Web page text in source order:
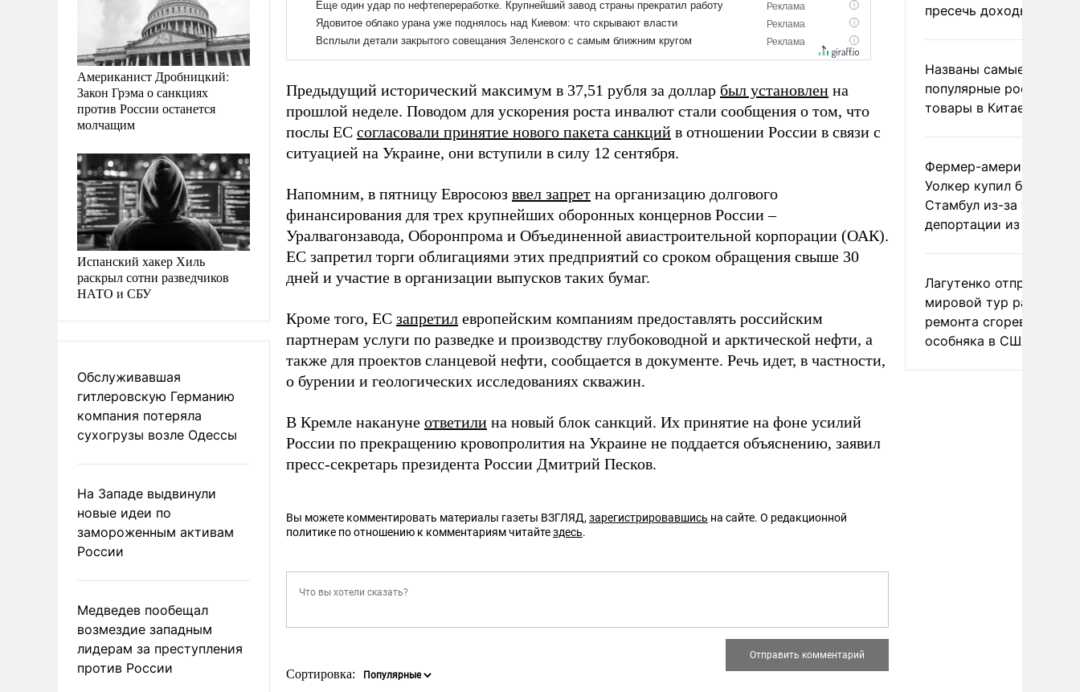
Американист Дробницкий:
Закон Грэма о санкциях
против России останется
молчащим
Испанский хакер Хиль
раскрыл сотни разведчиков
НАТО и СБУ
Обслуживавшая
гитлеровскую Германию
компания потеряла
сухогрузы возле Одессы
На Западе выдвинули
новые идеи по
замороженным активам
России
Медведев пообещал
возмездие западным
лидерам за преступления
против России
Предыдущий исторический максимум в 37,51 рубля за доллар был установлен на
прошлой неделе. Поводом для ускорения роста инвалют стали сообщения о том, что
послы ЕС согласовали принятие нового пакета санкций в отношении России в связи с
ситуацией на Украине, они вступили в силу 12 сентября.
Напомним, в пятницу Евросоюз ввел запрет на организацию долгового
финансирования для трех крупнейших оборонных концернов России –
Уралвагонзавода, Оборонпрома и Объединенной авиастроительной корпорации (ОАК).
ЕС запретил торги облигациями этих предприятий со сроком обращения свыше 30
дней и участие в организации выпусков таких бумаг.
Кроме того, ЕС запретил европейским компаниям предоставлять российским
партнерам услуги по разведке и производству глубоководной и арктической нефти, а
также для проектов сланцевой нефти, сообщается в документе. Речь идет, в частности,
о бурении и геологических исследованиях скважин.
В Кремле накануне ответили на новый блок санкций. Их принятие на фоне усилий
России по прекращению кровопролития на Украине не поддается объяснению, заявил
пресс-секретарь президента России Дмитрий Песков.
Вы можете комментировать материалы газеты ВЗГЛЯД, зарегистрировавшись на сайте. О редакционной
политике по отношению к комментариям читайтездесь.
Сортировка:
пресечь доходы России
Названы самые
популярные российские
товары в Китае
Фермер-американец
Уолкер купил билет в
Стамбул из-за угрозы
депортации из России
Лагутенко отправился в
мировой тур ради
ремонта сгоревшего
особняка в США